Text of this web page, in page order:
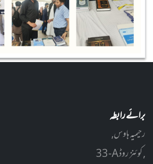
برائے رابطہ
رحیمیہ ہاوس,
33-A کوئنز روڈ ,